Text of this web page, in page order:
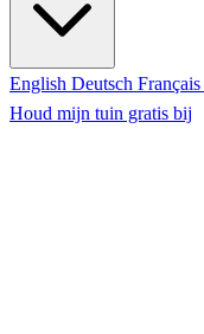
English Deutsch Français
Houd mijn tuin gratis bij